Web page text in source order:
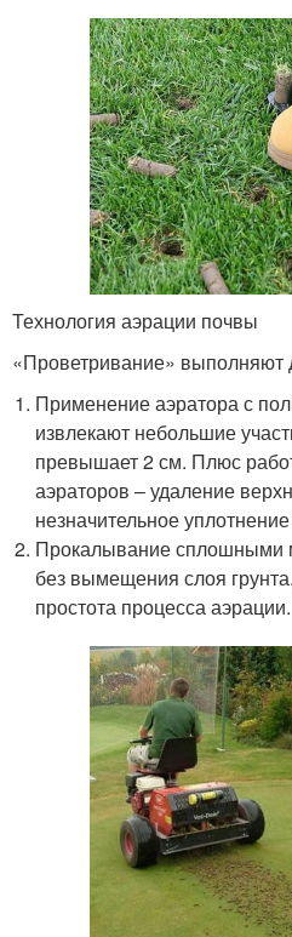
Технология аэрации почвы
«Проветривание» выполняют
Применение аэратора с
извлекают небольшие
превышает 2 см. Плюс
аэраторов – удаление
незначительное уплотнение
Прокалывание сплошными
без вымещения слоя
простота процесса аэрации.